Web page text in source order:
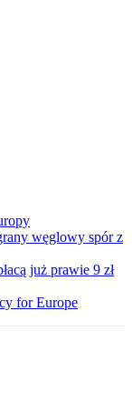
węglowy spór z
już prawie 9 zł
for Europe